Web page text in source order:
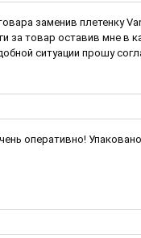
заменив плетенку
за товар оставив мне в
ситуации прошу
оперативно!